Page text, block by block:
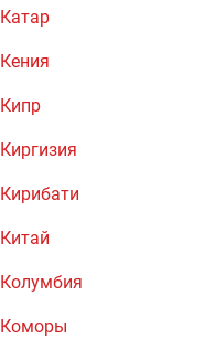
Катар
Кения
Кипр
Киргизия
Кирибати
Китай
Колумбия
Коморы